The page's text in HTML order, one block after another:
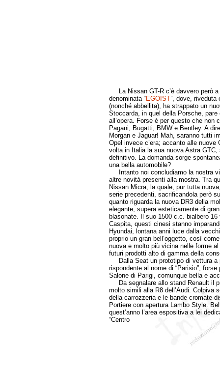
La Nissan GT-R c’è davvero però
denominata “EGOIST”, dove, riveduta
(nonché abbellita), ha strappato un
Stoccarda, in quel della Porsche,
all’opera. Forse è per questo che non
Pagani, Bugatti, BMW e Bentley. A
Morgan e Jaguar! Mah, saranno tutti
Opel invece c’era; accanto alle
volta in Italia la sua nuova Astra
definitivo. La domanda sorge
una bella automobile?
Intanto noi concludiamo la nostra
altre novità presenti alla mostra. Tra
Nissan Micra, la quale, pur tutta
serie precedenti, sacrificandola però
quanto riguarda la nuova DR3 della
elegante, supera esteticamente di
blasonate. Il suo 1500 c.c. bialbero
Caspita, questi cinesi stanno
Hyundai, lontana anni luce dalla
proprio un gran bell’oggetto, così
nuova e molto più vicina nelle forme
futuri prodotti alto di gamma della
Dalla Seat un prototipo di vettura a
rispondente al nome di “Parisio”,
Salone di Parigi, comunque bella e
Da segnalare allo stand Renault il
molto simili alla R8 dell’Audi. Colpiva
della carrozzeria e le bande cromate
Portiere con apertura Lambo Style.
quest’anno l’area espositiva a lei
“Centro